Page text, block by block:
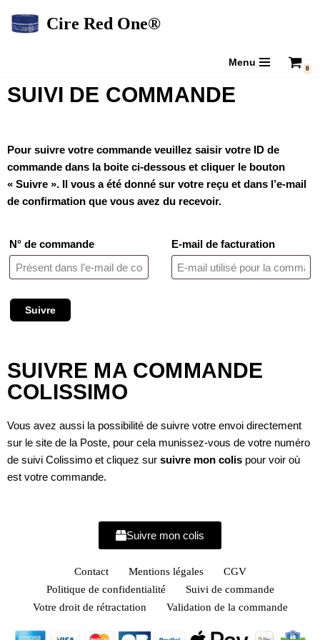
Cire Red One®
Menu
0
SUIVI DE COMMANDE
Pour suivre votre commande veuillez saisir votre ID de
commande dans la boite ci-dessous et cliquer le bouton
« Suivre ». Il vous a été donné sur votre reçu et dans l’e-mail
de confirmation que vous avez du recevoir.
N° de commande E-mail de facturation
Suivre
SUIVRE MA COMMANDE
COLISSIMO
Vous avez aussi la possibilité de suivre votre envoi directement
sur le site de la Poste, pour cela munissez-vous de votre numéro
de suivi Colissimo et cliquez sur suivre mon colis pour voir où
est votre commande.
Suivre mon colis
Contact Mentions légales
CGV
Politique de confidentialité
Suivi de commande
Votre droit de rétractation
Validation de la commande